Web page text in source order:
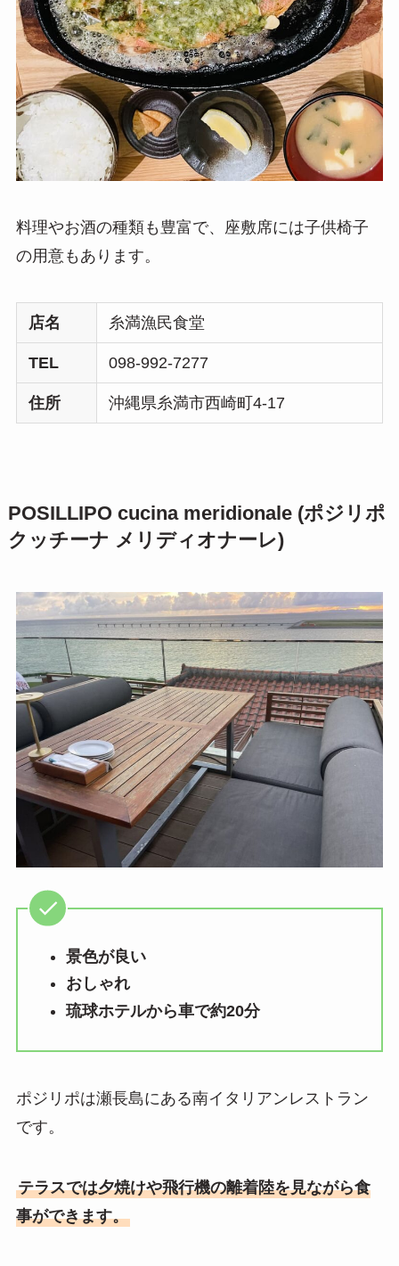
料理やお酒の種類も豊富で、座敷席には子供椅子
の用意もあります。
店名 糸満漁民食堂
TEL 098-992-7277
住所 沖縄県糸満市西崎町4-17
POSILLIPO cucina meridionale (ポジリポ
クッチーナ メリディオナーレ)
景色が良い
おしゃれ
琉球ホテルから車で約20分
ポジリポは瀬長島にある南イタリアンレストラン
です。
テラスでは夕焼けや飛行機の離着陸を見ながら食
事ができます。